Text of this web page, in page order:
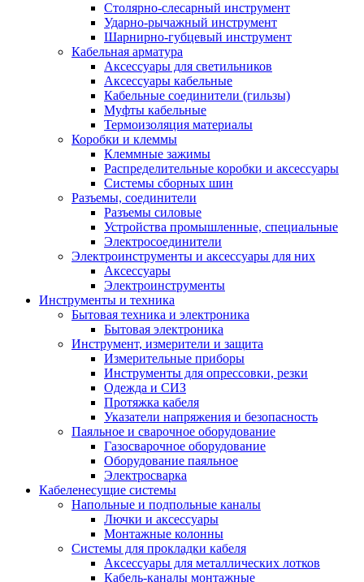
Столярно-слесарный инструмент
Ударно-рычажный инструмент
Шарнирно-губцевый инструмент
Кабельная арматура
Аксессуары для светильников
Аксессуары кабельные
Кабельные соединители (гильзы)
Муфты кабельные
Термоизоляция материалы
Коробки и клеммы
Клеммные зажимы
Распределительные коробки и аксессуары
Системы сборных шин
Разъемы, соединители
Разъемы силовые
Устройства промышленные, специальные
Электросоединители
Электроинструменты и аксессуары для них
Аксессуары
Электроинструменты
Инструменты и техника
Бытовая техника и электроника
Бытовая электроника
Инструмент, измерители и защита
Измерительные приборы
Инструменты для опрессовки, резки
Одежда и СИЗ
Протяжка кабеля
Указатели напряжения и безопасность
Паяльное и сварочное оборудование
Газосварочное оборудование
Оборудование паяльное
Электросварка
Кабеленесущие системы
Напольные и подпольные каналы
Лючки и аксессуары
Монтажные колонны
Системы для прокладки кабеля
Аксессуары для металлических лотков
Кабель-каналы монтажные